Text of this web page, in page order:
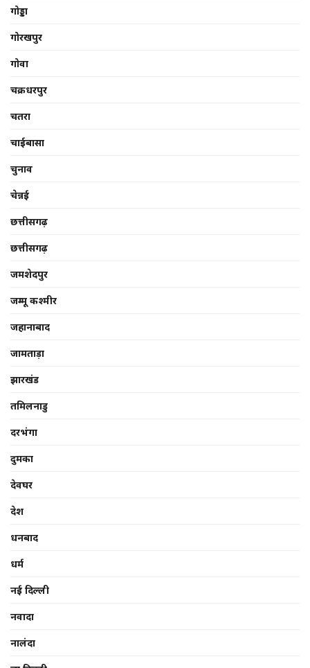
गोड्डा
गोरखपुर
गोवा
चक्रधरपुर
चतरा
चाईबासा
चुनाव
चेन्नई
छत्तीसगढ़
छत्तीसगढ़
जमशेदपुर
जम्मू कश्मीर
जहानाबाद
जामताड़ा
झारखंड
तमिलनाडु
दरभंगा
दुमका
देवघर
देश
धनबाद
धर्म
नई दिल्ली
नवादा
नालंदा